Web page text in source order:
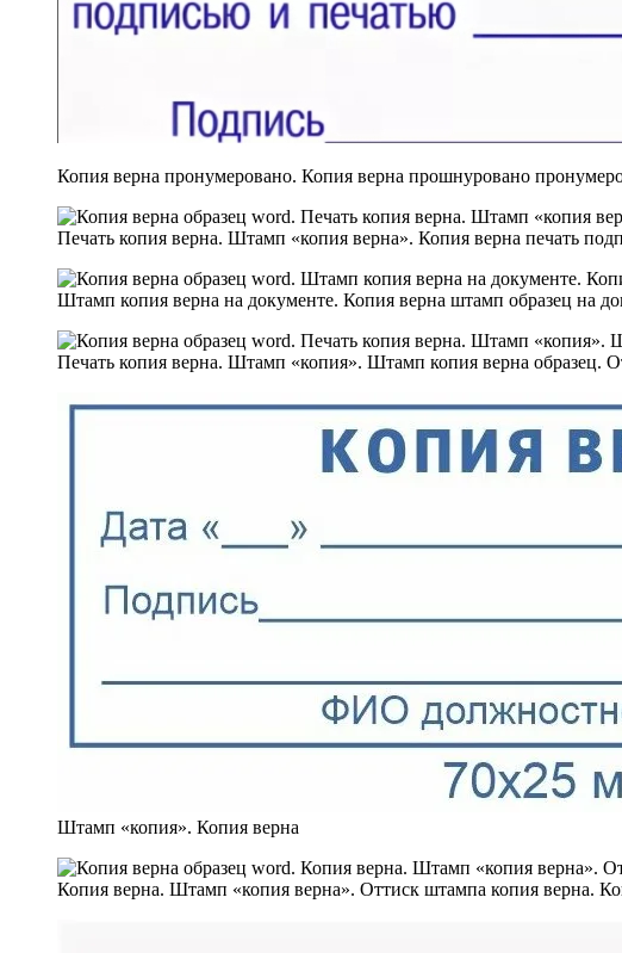
Копия верна пронумеровано. Копия верна прошнуровано
Печать копия верна. Штамп «копия верна». Копия верна печать
Штамп копия верна на документе. Копия верна штамп образец на
Печать копия верна. Штамп «копия». Штамп копия верна образец.
Штамп «копия». Копия верна
Копия верна. Штамп «копия верна». Оттиск штампа копия верна.